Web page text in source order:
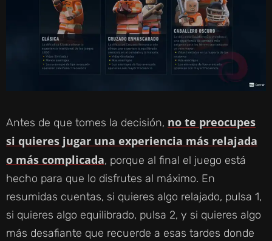
Antes de que tomes la decisión, no te preocupes
si quieres jugar una experiencia más relajada
o más complicada, porque al final el juego está
hecho para que lo disfrutes al máximo. En
resumidas cuentas, si quieres algo relajado, pulsa 1,
si quieres algo equilibrado, pulsa 2, y si quieres algo
más desafiante que recuerde a esas tardes donde